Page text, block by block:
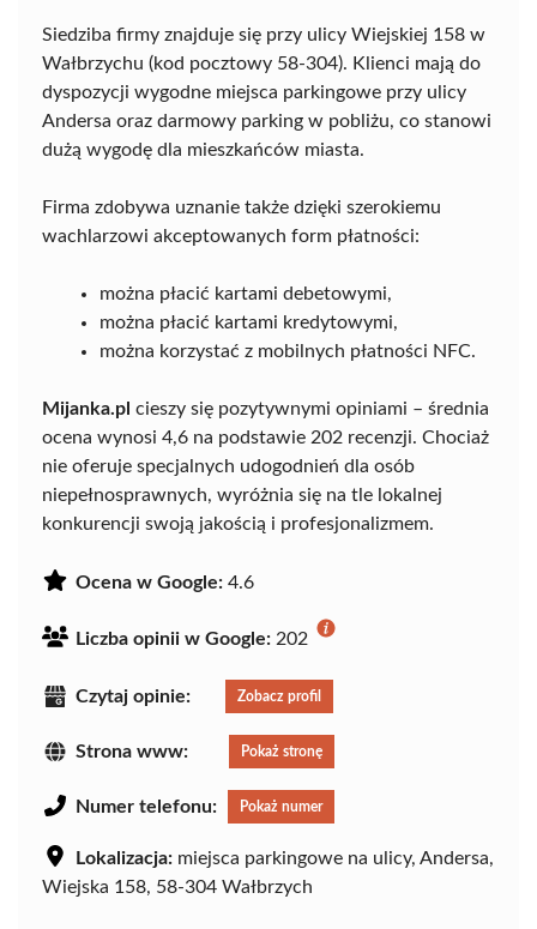
Siedziba firmy znajduje się przy ulicy Wiejskiej 158 w
Wałbrzychu (kod pocztowy 58-304). Klienci mają do
dyspozycji wygodne miejsca parkingowe przy ulicy
Andersa oraz darmowy parking w pobliżu, co stanowi
dużą wygodę dla mieszkańców miasta.
Firma zdobywa uznanie także dzięki szerokiemu
wachlarzowi akceptowanych form płatności:
można płacić kartami debetowymi,
można płacić kartami kredytowymi,
można korzystać z mobilnych płatności NFC.
Mijanka.pl cieszy się pozytywnymi opiniami – średnia
ocena wynosi 4,6 na podstawie 202 recenzji. Chociaż
nie oferuje specjalnych udogodnień dla osób
niepełnosprawnych, wyróżnia się na tle lokalnej
konkurencji swoją jakością i profesjonalizmem.
Ocena w Google: 4.6
Liczba opinii w Google: 202
Czytaj opinie: Zobacz profil
Strona www: Pokaż stronę
Numer telefonu: Pokaż numer
Lokalizacja: miejsca parkingowe na ulicy, Andersa,
Wiejska 158, 58-304 Wałbrzych